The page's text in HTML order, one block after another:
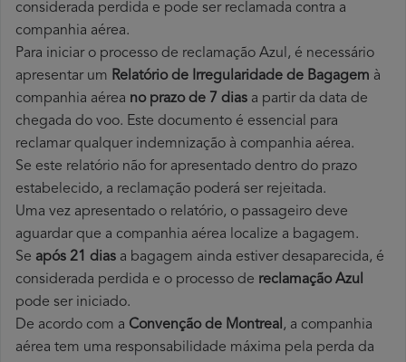
considerada perdida e pode ser reclamada contra a
companhia aérea.
Para iniciar o processo de reclamação Azul, é necessário
apresentar um Relatório de Irregularidade de Bagagem à
companhia aérea no prazo de 7 dias a partir da data de
chegada do voo. Este documento é essencial para
reclamar qualquer indemnização à companhia aérea.
Se este relatório não for apresentado dentro do prazo
estabelecido, a reclamação poderá ser rejeitada.
Uma vez apresentado o relatório, o passageiro deve
aguardar que a companhia aérea localize a bagagem.
Se após 21 dias a bagagem ainda estiver desaparecida, é
considerada perdida e o processo de reclamação Azul
pode ser iniciado.
De acordo com a Convenção de Montreal, a companhia
aérea tem uma responsabilidade máxima pela perda da